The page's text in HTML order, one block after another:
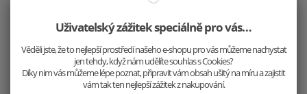
hodnoty a postoj k přírodním krásám je však jasný a
kvůli jedinečným doplňkům lesy kácet nehodláme.
Prozkoumat
Uživatelský zážitek speciálně pro vás…
Věděli jste, že to nejlepší prostředí našeho e-shopu pro vás můžeme nachystat
jen tehdy, když nám udělíte souhlas s Cookies?
Díky nim vás můžeme lépe poznat, připravit vám obsah ušitý na míru a zajistit
vám tak ten nejlepší zážitek z nakupování.